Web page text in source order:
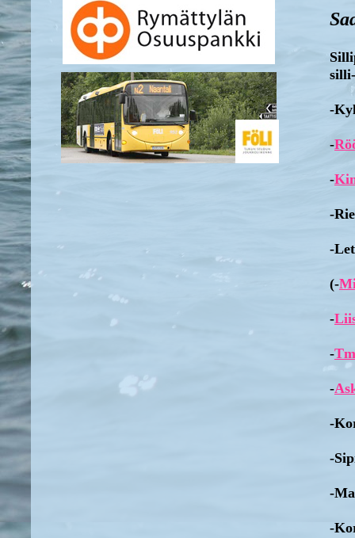
-
-
-
-
-
(-
-
-
-
-
-
-
-